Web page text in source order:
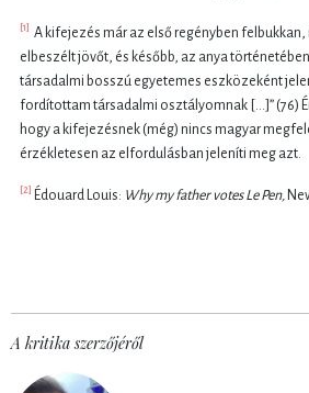
[1] A kifejezés már az első regényben
elbeszélt jövőt, és később, az anya
társadalmi bosszú egyetemes eszközeként
fordítottam társadalmi osztályomnak [...]” (76)
hogy a kifejezésnek (még) nincs magyar
érzékletesen az elfordulásban jeleníti meg azt.
[2] Édouard Louis: Why my father votes Le Pen,
A kritika szerzőjéről